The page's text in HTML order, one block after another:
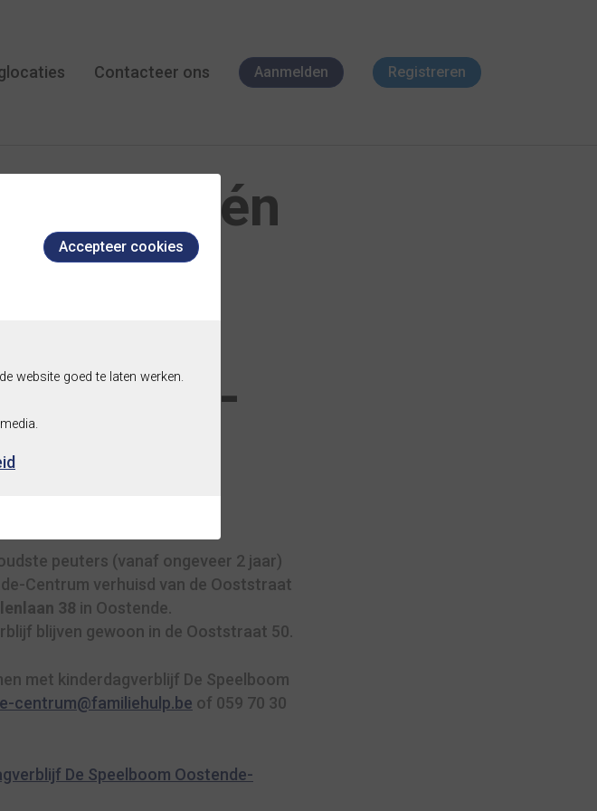
website goed te laten werken.
Contacteer ons Aanmelden Registreren
voor één
peuters (vanaf ongeveer 2 jaar)
Centrum verhuisd van de Ooststraat
38 in Oostende.
blijven gewoon in de Ooststraat 50.
met kinderdagverblijf De Speelboom
centrum@familiehulp.be of 059 70 30
De Speelboom Oostende-